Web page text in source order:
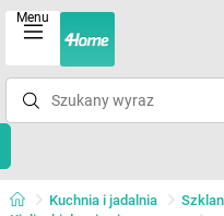
Menu
Kuchnia i jadalnia